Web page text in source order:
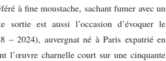
à fine moustache, sachant fumer avec un
sortie est aussi l’occasion d’évoquer le
– 2024), auvergnat né à Paris expatrié en
l’œuvre charnelle court sur une cinquante